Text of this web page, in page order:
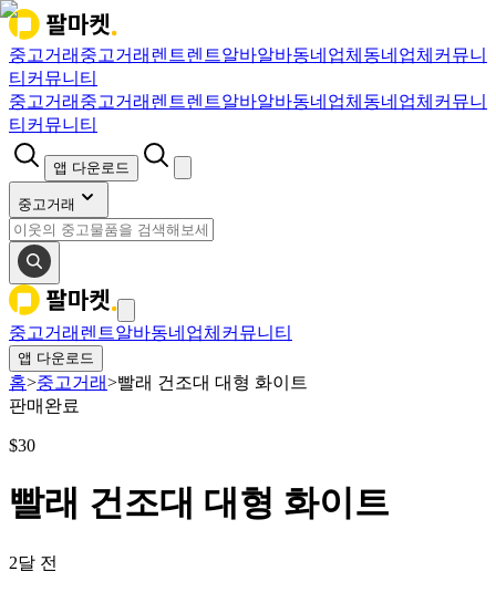
중고거래 중고거래 렌트렌트알바알바동네업체 동네업체 커뮤니
티 커뮤니티
중고거래 중고거래 렌트렌트알바알바동네업체 동네업체 커뮤니
티 커뮤니티
앱 다운로드
중고거래
중고거래 렌트알바동네업체 커뮤니티
앱 다운로드
홈>중고거래>빨래 건조대 대형 화이트
판매완료
$30
빨래 건조대 대형 화이트
2달 전